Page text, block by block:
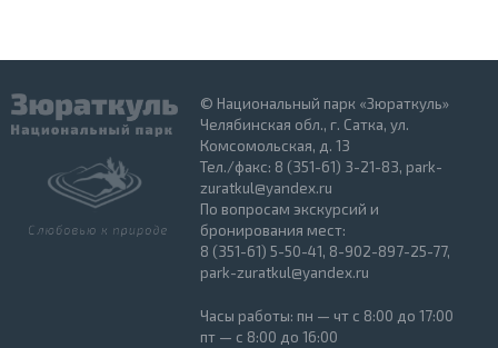
© Национальный парк «Зюраткуль»
Челябинская обл., г. Сатка, ул.
Комсомольская, д. 13
Тел./факс: 8 (351-61) 3-21-83, park-
zuratkul@yandex.ru
По вопросам экскурсий и
бронирования мест:
8 (351-61) 5-50-41, 8-902-897-25-77,
park-zuratkul@yandex.ru
Часы работы: пн — чт с 8:00 до 17:00
пт — с 8:00 до 16:00